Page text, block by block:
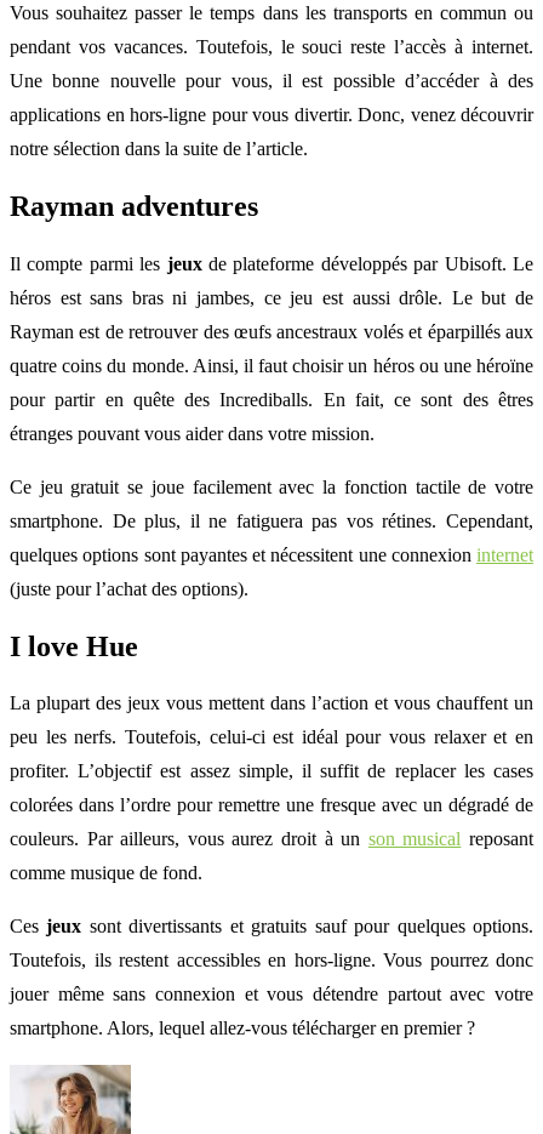
Vous souhaitez passer le temps dans les transports en commun ou
pendant vos vacances. Toutefois, le souci reste l’accès à internet.
Une bonne nouvelle pour vous, il est possible d’accéder à des
applications en hors-ligne pour vous divertir. Donc, venez découvrir
notre sélection dans la suite de l’article.
Rayman adventures
Il compte parmi les jeuxde plateforme développés par Ubisoft. Le
héros est sans bras ni jambes, ce jeu est aussi drôle. Le but de
Rayman est de retrouver des œufs ancestraux volés et éparpillés aux
quatre coins du monde. Ainsi, il faut choisir un héros ou une héroïne
pour partir en quête des Incrediballs. En fait, ce sont des êtres
étranges pouvant vous aider dans votre mission.
Ce jeu gratuit se joue facilement avec la fonction tactile de votre
smartphone. De plus, il ne fatiguera pas vos rétines. Cependant,
quelques options sont payantes et nécessitent une connexion internet
(juste pour l’achat des options).
I love Hue
La plupart des jeux vous mettent dans l’action et vous chauffent un
peu les nerfs. Toutefois, celui-ci est idéal pour vous relaxer et en
profiter. L’objectif est assez simple, il suffit de replacer les cases
colorées dans l’ordre pour remettre une fresque avec un dégradé de
couleurs. Par ailleurs, vous aurez droit à un son musical reposant
comme musique de fond.
Cesjeux sont divertissants et gratuits sauf pour quelques options.
Toutefois, ils restent accessibles en hors-ligne. Vous pourrez donc
jouer même sans connexion et vous détendre partout avec votre
smartphone. Alors, lequel allez-vous télécharger en premier ?